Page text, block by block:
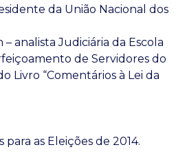
da União Nacional dos
analista Judiciária da Escola
de Servidores do
Livro “Comentários à Lei da
para as Eleições de 2014.